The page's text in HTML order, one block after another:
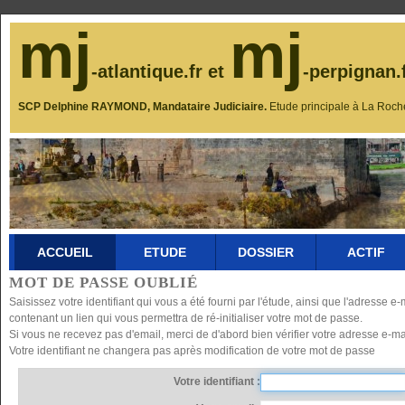
mj-atlantique.fr et mj-
SCP Delphine RAYMOND, Mandataire Judiciaire. Etude principale à La
ACCUEIL ETUDE DOSSIER ACTIF
MOT DE PASSE OUBLIÉ
Saisissez votre identifiant qui vous a été fourni par l'étude, ainsi que l'adresse
contenant un lien qui vous permettra de ré-initialiser votre mot de passe.
Si vous ne recevez pas d'email, merci de d'abord bien vérifier votre adresse e-
Votre identifiant ne changera pas après modification de votre mot de passe
Votre identifiant